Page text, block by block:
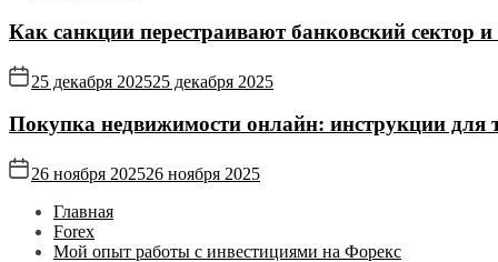
Как санкции перестраивают банковский сектор
25 декабря 202525 декабря 2025
Покупка недвижимости онлайн: инструкции для
26 ноября 202526 ноября 2025
Главная
Forex
Мой опыт работы с инвестициями на Форекс